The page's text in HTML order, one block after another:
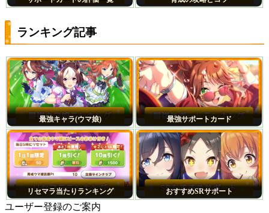
ランキング記事
最強キャラ(ウマ娘) 最強サポートカード
リセマラ当たりランキング おすすめSRサポート
ユーザー登録のご案内